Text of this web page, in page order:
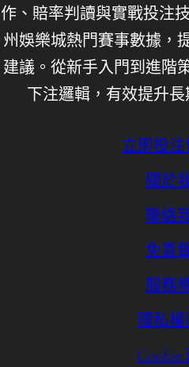
九州娛樂城
九州娛樂城不出金
九州娛樂城倒了
九州娛樂城洗錢
九州娛樂城評價
優塔娛樂城客服
優塔娛樂城手機版
免費送體驗金
六合彩即時
作、賠率判讀與實戰投注
州娛樂城熱門賽事數據，
建議。從新手入門到進階
下注邏輯，有效提升
立即投
關於
聯絡
免責
服務
隱私
Cookie